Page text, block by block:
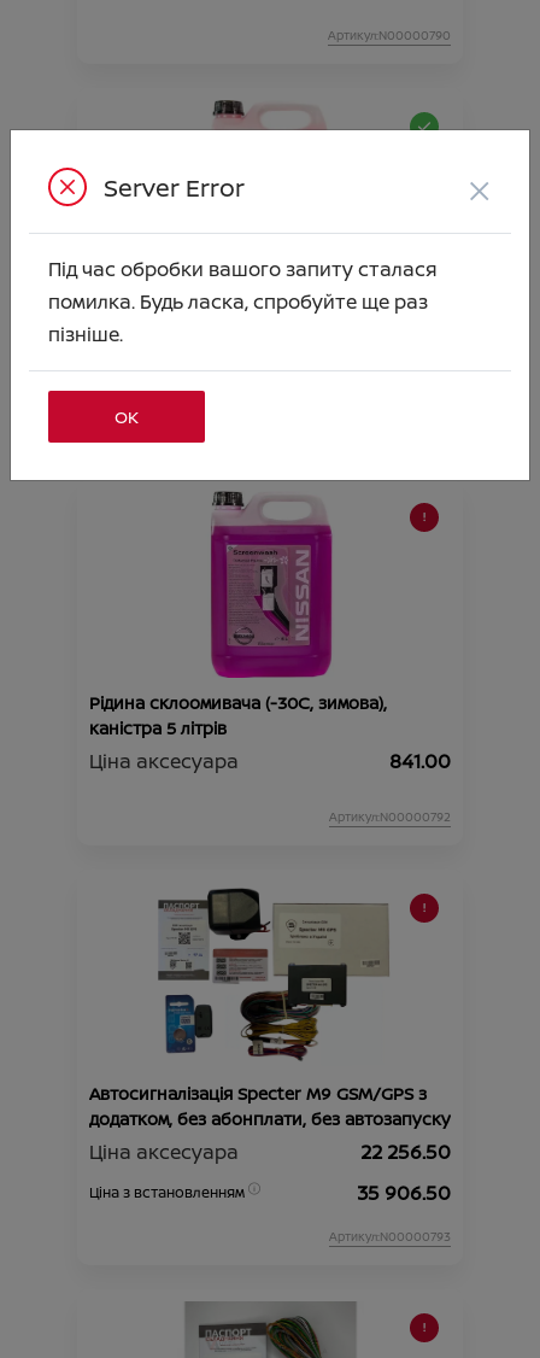
Артикул:N00000790
РІДИНА СКЛООМИВАЧА (Всесезонна-
Антимошка) -20* 5л
Ціна аксесуара 667.00
Рідина склоомивача (-30C, зимова),
каністра 5 літрів
Ціна аксесуара 841.00
Артикул:N00000792
Автосигналізація Specter M9 GSM/GPS з
додатком, без абонплати, без автозапуску
Ціна аксесуара 22 256.50
Ціна з встановленням 35 906.50
Артикул:N00000793
Server Error ×
Під час обробки вашого запиту сталася
помилка. Будь ласка, спробуйте ще раз
пізніше.
ОК